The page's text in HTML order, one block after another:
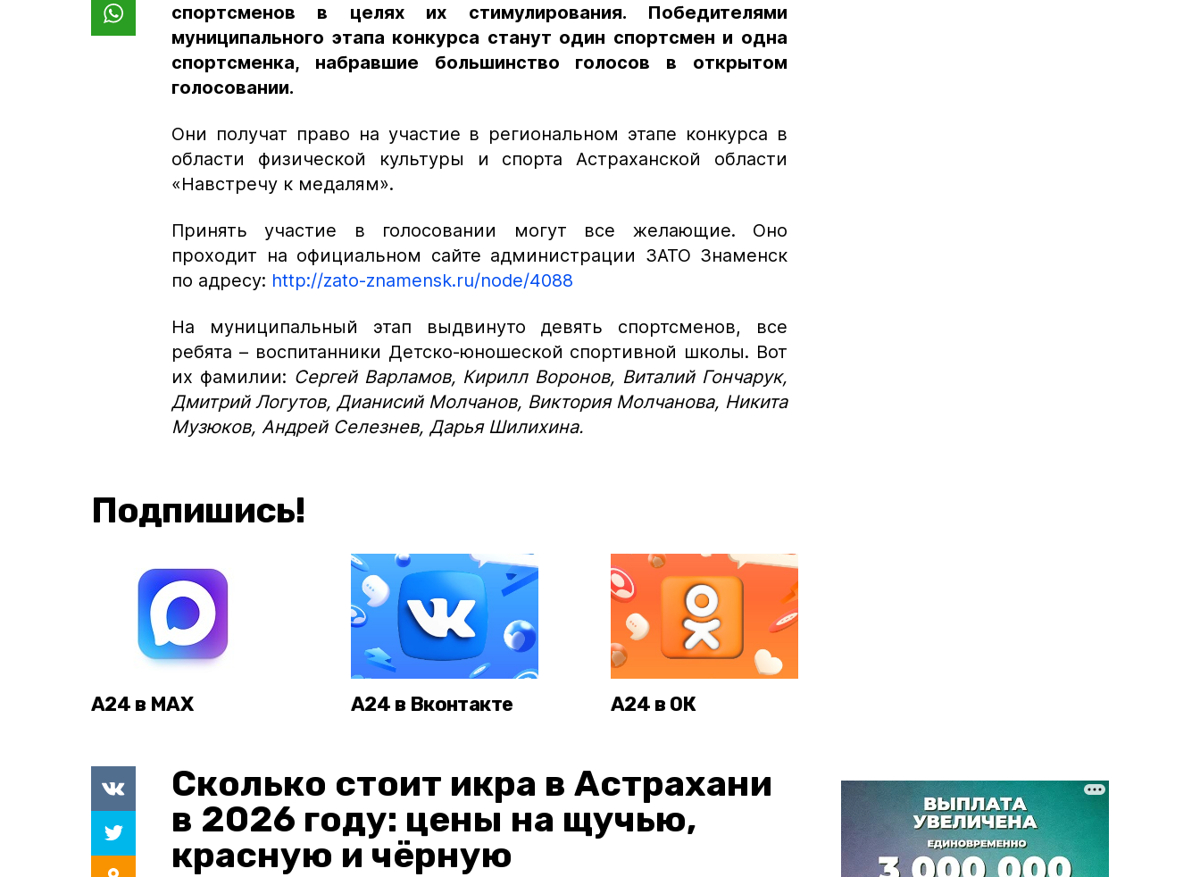
спортсменов в целях их стимулирования. Победителями
муниципального этапа конкурса станут один спортсмен и одна
спортсменка, набравшие большинство голосов в открытом
голосовании.
Они получат право на участие в региональном этапе конкурса в
области физической культуры и спорта Астраханской области
«Навстречу к медалям».
Принять участие в голосовании могут все желающие. Оно
проходит на официальном сайте администрации ЗАТО Знаменск
по адресу: http://zato-znamensk.ru/node/4088
На муниципальный этап выдвинуто девять спортсменов, все
ребята – воспитанники Детско-юношеской спортивной школы. Вот
их фамилии: Сергей Варламов, Кирилл Воронов, Виталий Гончарук,
Дмитрий Логутов, Дианисий Молчанов, Виктория Молчанова, Никита
Музюков, Андрей Селезнев, Дарья Шилихина.
Подпишись!
А24 в MAX А24 в Вконтакте А24 в ОК
Сколько стоит икра в Астрахани
в 2026 году: цены на щучью,
красную и чёрную